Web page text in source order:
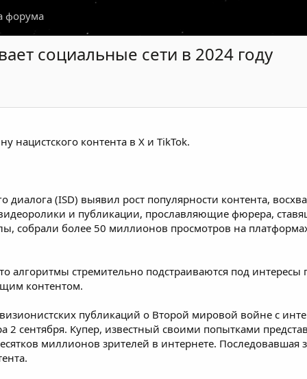
форума
социальные сети в 2024 году
нацистского контента в X и TikTok.
диалога (ISD) выявил рост популярности контента,
и публикации, прославляющие фюрера,
собрали более 50 миллионов просмотров на
алгоритмы стремительно подстраиваются под
контентом.
публикаций о Второй мировой войне с
2 сентября. Купер, известный своими попытками
миллионов зрителей в интернете. Последовавшая